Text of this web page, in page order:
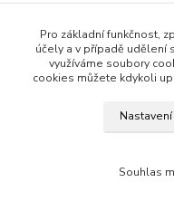
Pro základní funkčnost,
účely a v případě udělení
využíváme soubory
cookies můžete kdykoli
Nastavení
Souhlas